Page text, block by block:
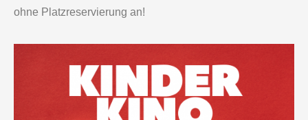
ohne Platzreservierung an!